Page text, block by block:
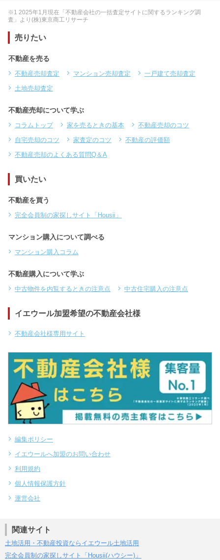
※1 2025年1月現在「不動産会社の一括査定サイトに関するランキング調
査」より(株)東京商工リサーチ
売りたい
不動産を売る
不動産売却査定 マンション売却査定
一戸建て売却査定
土地売却査定
不動産売却について学ぶ
コラムトップ 家を売るときの基本
不動産売却のコツ
自宅売却のコツ
家査定のコツ
不動産の評価額
不動産売却のよくある質問Q＆A
買いたい
不動産を買う
完全会員制の家探しサイト「Housii」
マンション購入について調べる
マンション購入コラム
不動産購入について学ぶ
中古物件を内覧するときの注意点 中古住宅購入の注意点
イエウール加盟希望の不動産会社様
不動産会社様専用サイト
編集ポリシー
イエウールへ加盟のお問い合わせ
利用規約
個人情報保護方針
運営会社
関連サイト
土地活用・不動産投資ならイエウール土地活用
完全会員制の家探しサイト「Housii(ハウシー)」